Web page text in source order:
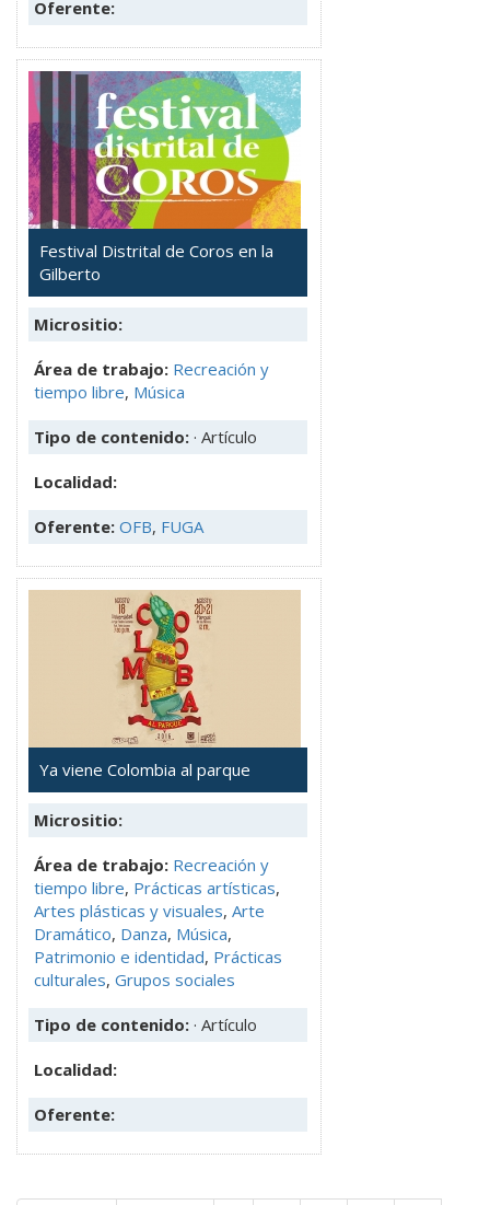
Oferente:
Festival Distrital de Coros en la
Gilberto
Micrositio:
Área de trabajo: Recreación y
tiempo libre, Música
Tipo de contenido: · Artículo
Localidad:
Oferente: OFB, FUGA
Ya viene Colombia al parque
Micrositio:
Área de trabajo: Recreación y
tiempo libre, Prácticas artísticas,
Artes plásticas y visuales, Arte
Dramático, Danza, Música,
Patrimonio e identidad, Prácticas
culturales, Grupos sociales
Tipo de contenido: · Artículo
Localidad:
Oferente: